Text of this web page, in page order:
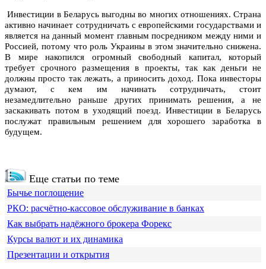
Инвестиции в Беларусь выгодны во многих отношениях. Страна
активно начинает сотрудничать с европейскими государствами и
является на данный момент главным посредником между ними и
Россией, потому что роль Украины в этом значительно снижена.
В мире накопился огромный свободный капитал, который
требует срочного размещения в проекты, так как деньги не
должны просто так лежать, а приносить доход. Пока инвесторы
думают, с кем им начинать сотрудничать, стоит
незамедлительно раньше других принимать решения, а не
заскакивать потом в уходящий поезд. Инвестиции в Беларусь
послужат правильным решением для хорошего заработка в
будущем.
Еще статьи по теме
Бычье поглощение
РКО: расчётно-кассовое обслуживание в банках
Как выбрать надёжного брокера Форекс
Курсы валют и их динамика
Презентации и открытия